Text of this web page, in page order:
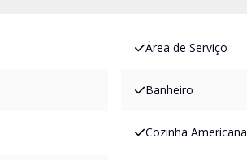
Área de Serviço
Banheiro
Cozinha Americana